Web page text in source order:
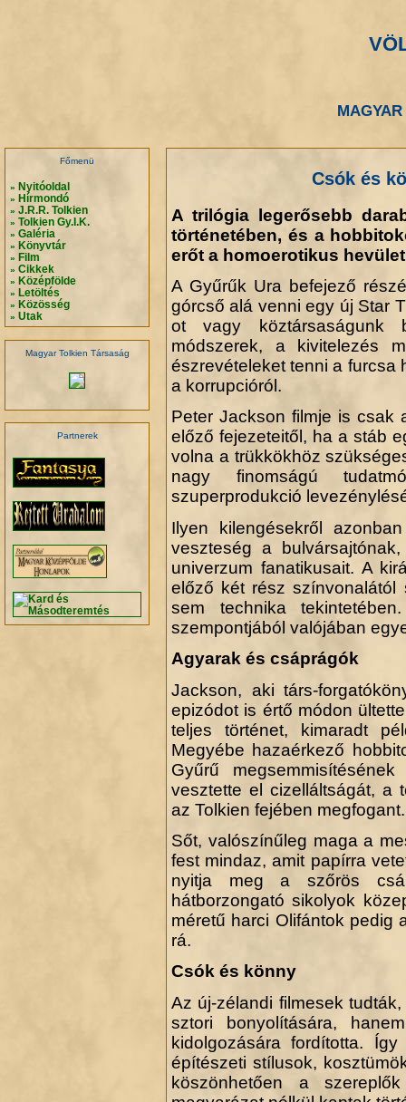
Főmenü
» Nyitóoldal
» Hírmondó
» J.R.R. Tolkien
» Tolkien Gy.I.K.
» Galéria
» Könyvtár
» Film
» Cikkek
» Középfölde
» Letöltés
» Közösség
» Utak
Magyar Tolkien Társaság
Partnerek
Csók és
A trilógia legerősebb
történetében, és a
erőt a homoerotikus
A Gyűrűk Ura befejező
górcső alá venni egy új Star
ot vagy köztársaságunk
módszerek, a kivitelezés
észrevételeket tenni a furcsa
a korrupcióról.
Peter Jackson filmje is csak
előző fejezeteitől, ha a stáb
volna a trükkökhöz
nagy finomságú
szuperprodukció
Ilyen kilengésekről
veszteség a
univerzum fanatikusait. A
előző két rész színvonalától
sem technika
szempontjából valójában
Agyarak és csáprágók
Jackson, aki társ-
epizódot is értő módon
teljes történet, kimaradt
Megyébe hazaérkező
Gyűrű
vesztette el cizelláltságát, a
az Tolkien fejében megfogant.
Sőt, valószínűleg maga a
fest mindaz, amit papírra
nyitja meg a szőrös
hátborzongató sikolyok
méretű harci Olifántok pedig
rá.
Csók és könny
Az új-zélandi filmesek
sztori bonyolítására,
kidolgozására fordította.
építészeti stílusok,
köszönhetően a